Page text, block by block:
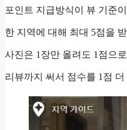
포인트 지급방식이 뷰 기준
한 지역에 대해 최대 5점을
사진은 1장만 올려도 1점으
리뷰까지 써서 점수를 1점